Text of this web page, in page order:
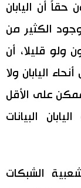
حقاً أن اليابان
وجود الكثير من
ولو قليلا، أن
اليابان ولا
على الأقل
البيانات
الشبكات